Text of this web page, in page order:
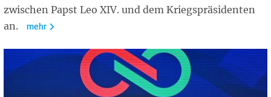
zwischen Papst Leo XIV. und dem Kriegspräsidenten
an.
mehr